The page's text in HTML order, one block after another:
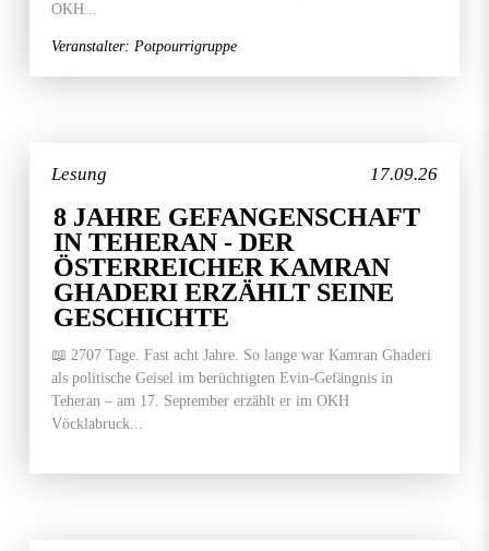
OKH...
Veranstalter: Potpourrigruppe
17.09.26
Lesung
8 JAHRE GEFANGENSCHAFT
IN TEHERAN - DER
ÖSTERREICHER KAMRAN
GHADERI ERZÄHLT SEINE
GESCHICHTE
📖 2707 Tage. Fast acht Jahre. So lange war Kamran Ghaderi
als politische Geisel im berüchtigten Evin-Gefängnis in
Teheran – am 17. September erzählt er im OKH
Vöcklabruck...